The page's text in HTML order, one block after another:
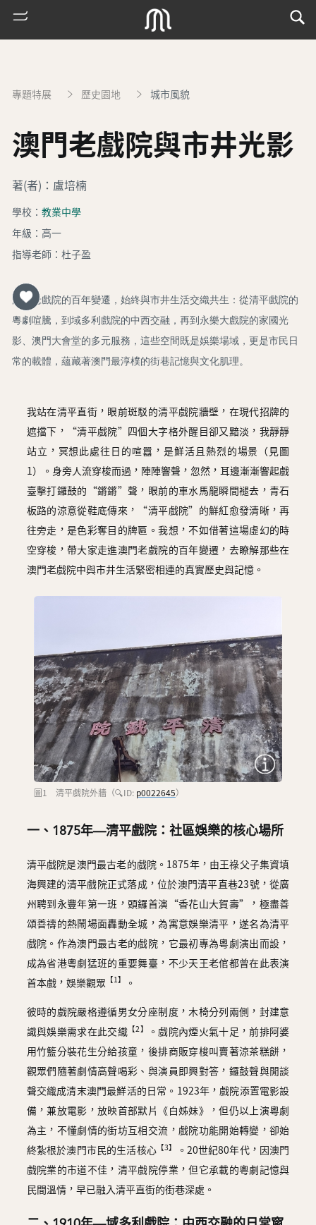
圖
媽
專題特展 歷史園地 城市風貌
澳門老戲院與市井光影
著(者)：盧培楠
學校： 教業中學
年級：高一
指導老師：杜子盈
澳門老戲院的百年變遷，始終與市井生活交織共生：從清平戲院的
粵劇喧騰，到域多利戲院的中西交融，再到永樂大戲院的家國光
影、澳門大會堂的多元服務，這些空間既是娛樂場域，更是市民日
常的載體，蘊藏著澳門最淳樸的街巷記憶與文化肌理。
我站在清平直街，眼前斑駁的清平戲院牆壁，在現代招牌的
遮擋下，“清平戲院”四個大字格外醒目卻又黯淡，我靜靜
站立，冥想此處往日的喧囂，是鮮活且熱烈的場景（見圖
1）。身旁人流穿梭而過，陣陣響聲，忽然，耳邊漸漸響起戲
臺擊打鑼鼓的“鏘鏘”聲，眼前的車水馬龍瞬間褪去，青石
板路的涼意從鞋底傳來，“清平戲院”的鮮紅愈發清晰，再
往旁走，是色彩奪目的牌匾。我想，不如借著這場虛幻的時
空穿梭，帶大家走進澳門老戲院的百年變遷，去瞭解那些在
澳門老戲院中與市井生活緊密相連的真實歷史與記憶。
圖1 清平戲院外牆（🔍ID: p0022645）
一、1875年—清平戲院：社區娛樂的核心場所
清平戲院是澳門最古老的戲院。1875年，由王祿父子集資填
海興建的清平戲院正式落成，位於澳門清平直巷23號，從廣
州聘到永豐年第一班，頭鑼首演“香花山大賀壽”，極盡善
頌善禱的熱鬧場面轟動全城，為寓意娛樂清平，遂名為清平
戲院。作為澳門最古老的戲院，它最初專為粵劇演出而設，
成為省港粵劇猛班的重要舞臺，不少天王老倌都曾在此表演
首本戲，娛樂觀眾 【1】 。
彼時的戲院嚴格遵循男女分座制度，木椅分列兩側，封建意
識與娛樂需求在此交織 【2】
。戲院內煙火氣十足，前排阿婆
用竹籃分裝花生分給孩童，後排商販穿梭叫賣著涼茶糕餅，
觀眾們隨著劇情高聲喝彩、與演員即興對答，鑼鼓聲與閒談
聲交織成清末澳門最鮮活的日常。1923年，戲院添置電影設
備，兼放電影，放映首部默片《白姊妹》，但仍以上演粵劇
為主，不懂劇情的街坊互相交流，戲院功能開始轉變，卻始
終紮根於澳門市民的生活核心 【3】
。20世紀80年代，因澳門
戲院業的市道不佳，清平戲院停業，但它承載的粵劇記憶與
民間溫情，早已融入清平直街的街巷深處。